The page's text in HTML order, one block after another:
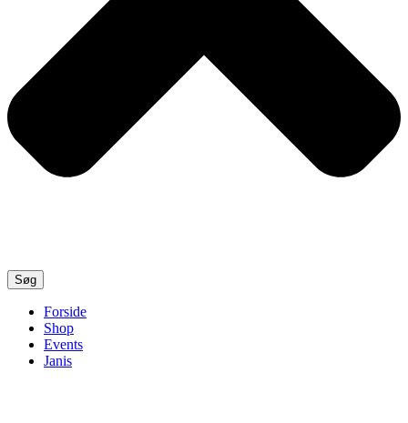
Søg
Forside
Shop
Events
Janis